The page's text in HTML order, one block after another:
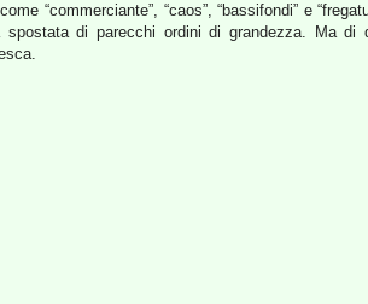
“commerciante”, “caos”, “bassifondi” e
spostata di parecchi ordini di grandezza. Ma